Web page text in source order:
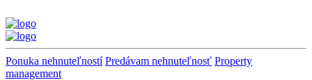
Ponuka nehnuteľností Predávam nehnuteľnosť Property
management